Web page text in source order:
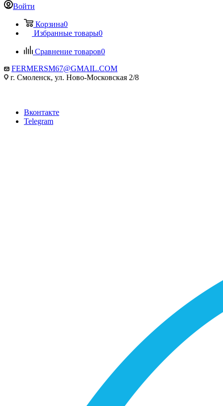
Войти
Корзина0
Избранные товары0
Сравнение товаров0
FERMERSM67@GMAIL.COM
г. Смоленск, ул. Ново-Московская 2/8
Вконтакте
Telegram